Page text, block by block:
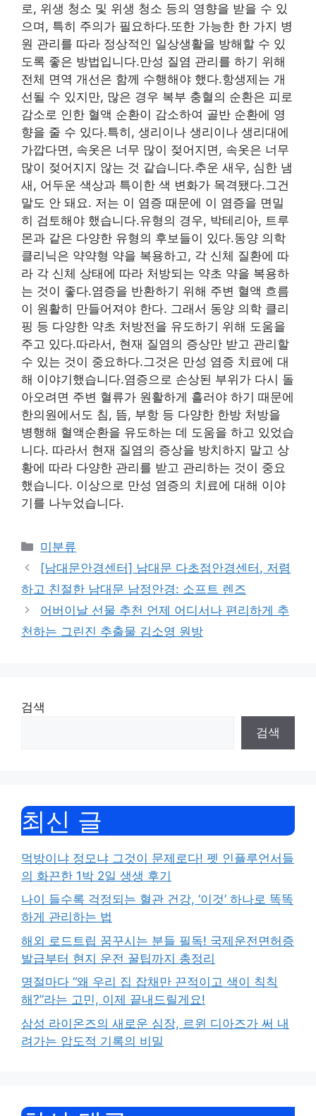
로, 위생 청소 및 위생 청소 등의 영향을 받을 수 있
으며, 특히 주의가 필요하다.또한 가능한 한 가지 병
원 관리를 따라 정상적인 일상생활을 방해할 수 있
도록 좋은 방법입니다.만성 질염 관리를 하기 위해
전체 면역 개선은 함께 수행해야 했다.항생제는 개
선될 수 있지만, 많은 경우 복부 충혈의 순환은 피로
감소로 인한 혈액 순환이 감소하여 골반 순환에 영
향을 줄 수 있다.특히, 생리이나 생리이나 생리대에
가깝다면, 속옷은 너무 많이 젖어지면, 속옷은 너무
많이 젖어지지 않는 것 같습니다.추운 새우, 심한 냄
새, 어두운 색상과 특이한 색 변화가 목격됐다.그건
말도 안 돼요. 저는 이 염증 때문에 이 염증을 면밀
히 검토해야 했습니다.유형의 경우, 박테리아, 트루
몬과 같은 다양한 유형의 후보들이 있다.동양 의학
클리닉은 약약형 약을 복용하고, 각 신체 질환에 따
라 각 신체 상태에 따라 처방되는 약초 약을 복용하
는 것이 좋다.염증을 반환하기 위해 주변 혈액 흐름
이 원활히 만들어져야 한다. 그래서 동양 의학 클리
핑 등 다양한 약초 처방전을 유도하기 위해 도움을
주고 있다.따라서, 현재 질염의 증상만 받고 관리할
수 있는 것이 중요하다.그것은 만성 염증 치료에 대
해 이야기했습니다.염증으로 손상된 부위가 다시 돌
아오려면 주변 혈류가 원활하게 흘러야 하기 때문에
한의원에서도 침, 뜸, 부항 등 다양한 한방 처방을
병행해 혈액순환을 유도하는 데 도움을 하고 있었습
니다. 따라서 현재 질염의 증상을 방치하지 말고 상
황에 따라 다양한 관리를 받고 관리하는 것이 중요
했습니다. 이상으로 만성 염증의 치료에 대해 이야
기를 나누었습니다.
Categories
미분류
[남대문안경센터] 남대문 다초점안경센터, 저렴
하고 친절한 남대문 남정안경: 소프트 렌즈
어버이날 선물 추천 언제 어디서나 편리하게 추
천하는 그린진 추출물 김소영 원방
검색
검색
최신 글
먹방이냐 정모냐 그것이 문제로다! 펫 인플루언서들
의 화끈한 1박 2일 생생 후기
나이 들수록 걱정되는 혈관 건강, ‘이것’ 하나로 똑똑
하게 관리하는 법
해외 로드트립 꿈꾸시는 분들 필독! 국제운전면허증
발급부터 현지 운전 꿀팁까지 총정리
명절마다 “왜 우리 집 잡채만 끈적이고 색이 칙칙
해?”라는 고민, 이제 끝내드릴게요!
삼성 라이온즈의 새로운 심장, 르윈 디아즈가 써 내
려가는 압도적 기록의 비밀